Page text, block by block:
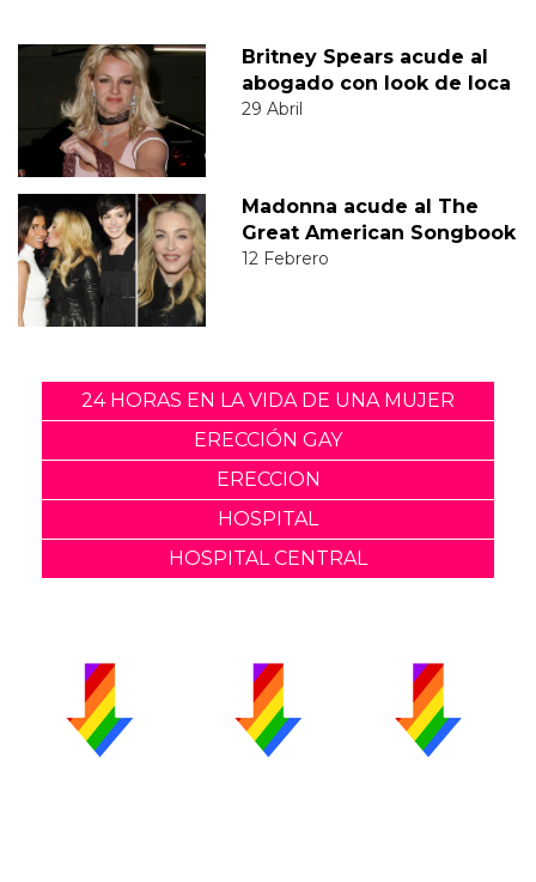
Britney Spears acude al
abogado con look de loca
29 Abril
Madonna acude al The
Great American Songbook
12 Febrero
24 HORAS EN LA VIDA DE UNA MUJER
ERECCIÓN GAY
ERECCION
HOSPITAL
HOSPITAL CENTRAL